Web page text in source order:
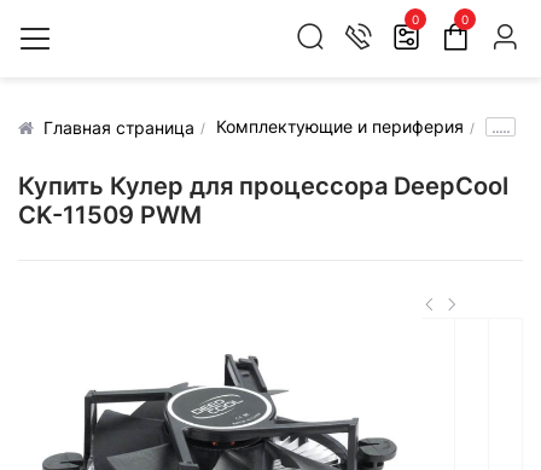
0 0
Главная страница Комплектующие и периферия .....
Купить Кулер для процессора DeepCool
CK-11509 PWM